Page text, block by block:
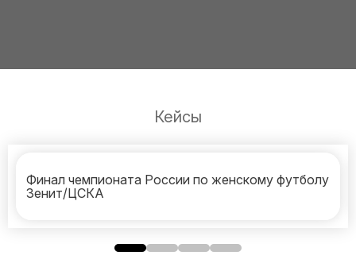
Кейсы
Финал чемпионата России по женскому футболу
Зенит/ЦСКА